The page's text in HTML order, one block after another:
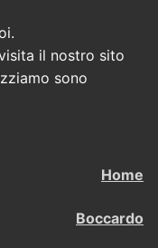
il nostro sito
sono
Home
Boccardo